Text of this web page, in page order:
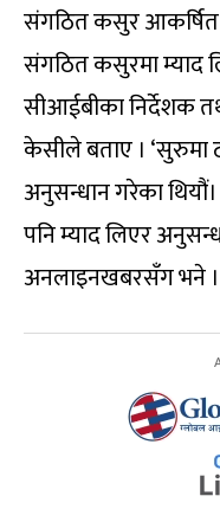
संगठित कसुर
संगठित कसुरमा म्याद
सीआईबीका निर्देशक
केसीले बताए । ‘सुरुमा
अनुसन्धान गरेका
पनि म्याद लिएर
अनलाइनखबरसँग भने ।